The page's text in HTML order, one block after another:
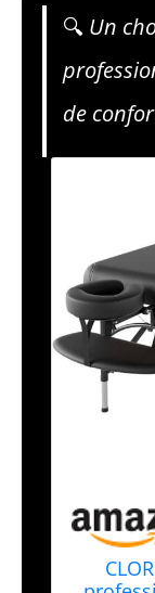
🔍 Un
de